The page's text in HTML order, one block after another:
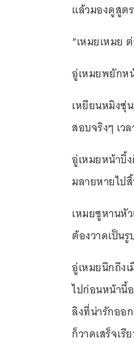
แล้วมองดูสูต
“เหมยเหมย
อู่เหมยพยักห
เหยียนหมิงซุ่
สอบจริงๆ เว
อู่เหมยหน้าบึ้
มลายหายไป
เหมยซูหานหัว
ต้องวาดเป็น
อู่เหมยนึกถึง
ไปก่อนหน้านี้
ลิงที่น่ารักออ
ก็วาดเสร็จเ